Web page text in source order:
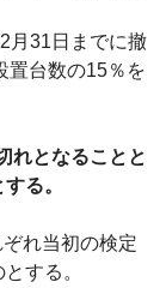
月31日までに撤
置台数の15％を
れとなることと
る。
れ当初の検定
する。